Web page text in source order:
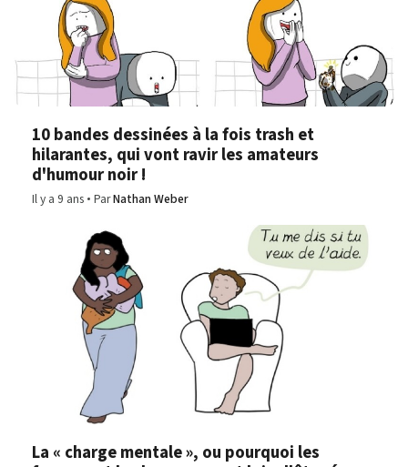
10 bandes dessinées à la fois trash et
hilarantes, qui vont ravir les amateurs
d'humour noir !
Il y a 9 ans ParNathan Weber
La « charge mentale », ou pourquoi les